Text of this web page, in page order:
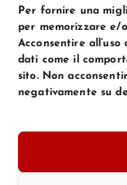
Per fornire una
per memorizzare e/
Acconsentire
dati come il
sito. Non
negativamente su